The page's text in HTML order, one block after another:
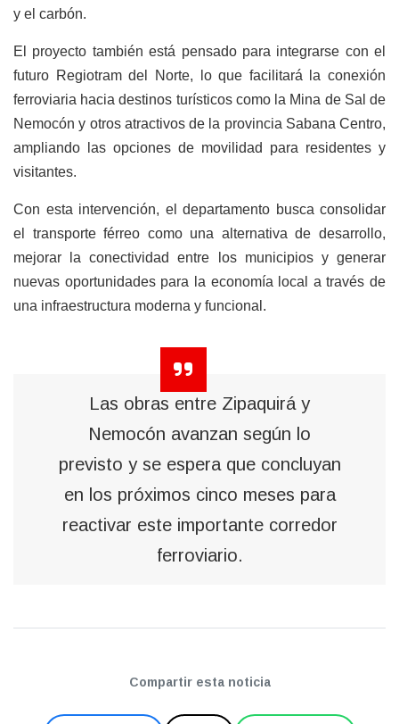
y el carbón.
El proyecto también está pensado para integrarse con el
futuro Regiotram del Norte, lo que facilitará la conexión
ferroviaria hacia destinos turísticos como la Mina de Sal de
Nemocón y otros atractivos de la provincia Sabana Centro,
ampliando las opciones de movilidad para residentes y
visitantes.
Con esta intervención, el departamento busca consolidar
el transporte férreo como una alternativa de desarrollo,
mejorar la conectividad entre los municipios y generar
nuevas oportunidades para la economía local a través de
una infraestructura moderna y funcional.
Las obras entre Zipaquirá y
Nemocón avanzan según lo
previsto y se espera que concluyan
en los próximos cinco meses para
reactivar este importante corredor
ferroviario.
Compartir esta noticia